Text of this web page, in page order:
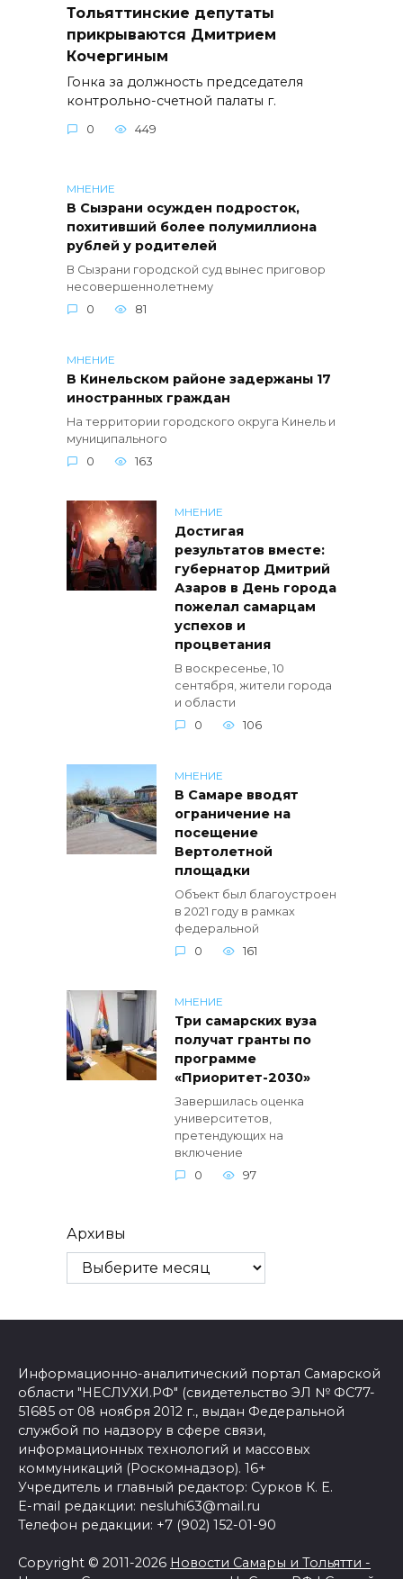
Тольяттинские депутаты
прикрываются Дмитрием
Кочергиным
Гонка за должность председателя
контрольно-счетной палаты г.
0 449
МНЕНИЕ
В Сызрани осужден подросток,
похитивший более полумиллиона
рублей у родителей
В Сызрани городской суд вынес приговор
несовершеннолетнему
0
81
МНЕНИЕ
В Кинельском районе задержаны 17
иностранных граждан
На территории городского округа Кинель и
муниципального
0
163
МНЕНИЕ
Достигая
результатов вместе:
губернатор Дмитрий
Азаров в День города
пожелал самарцам
успехов и
процветания
В воскресенье, 10
сентября, жители города
и области
0
106
МНЕНИЕ
В Самаре вводят
ограничение на
посещение
Вертолетной
площадки
Объект был благоустроен
в 2021 году в рамках
федеральной
0
161
МНЕНИЕ
Три самарских вуза
получат гранты по
программе
«Приоритет-2030»
Завершилась оценка
университетов,
претендующих на
включение
0
97
Архивы
Информационно-аналитический портал Самарской
области "НЕСЛУХИ.РФ" (свидетельство ЭЛ № ФС77-
51685 от 08 ноября 2012 г., выдан Федеральной
службой по надзору в сфере связи,
информационных технологий и массовых
коммуникаций (Роскомнадзор). 16+
Учредитель и главный редактор: Сурков К. Е.
E-mail редакции: nesluhi63@mail.ru
Телефон редакции: +7 (902) 152-01-90
Copyright © 2011-2026 Новости Самары и Тольятти -